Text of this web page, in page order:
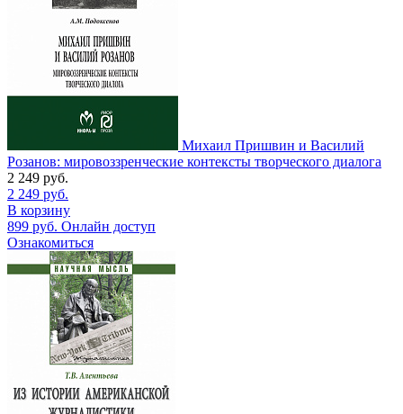
Михаил Пришвин и Василий
Розанов: мировоззренческие контексты творческого диалога
2 249 руб.
2 249 руб.
В корзину
899 руб. Онлайн доступ
Ознакомиться